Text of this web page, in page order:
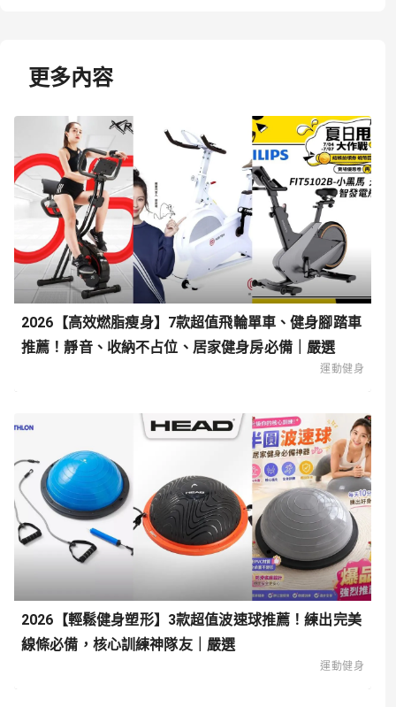
更多內容
2026【高效燃脂瘦身】7款超值飛輪單車、健身腳踏車
推薦！靜音、收納不占位、居家健身房必備｜嚴選
運動健身
2026【輕鬆健身塑形】3款超值波速球推薦！練出完美
線條必備，核心訓練神隊友｜嚴選
運動健身